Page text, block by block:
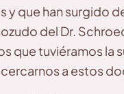
que han surgido
del Dr.
que tuviéramos
a estos